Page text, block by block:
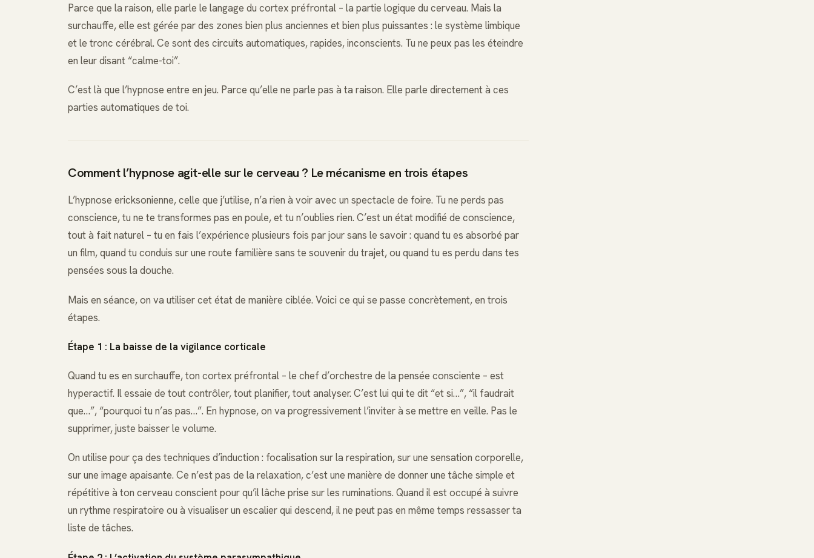
Parce que la raison, elle parle le langage du cortex préfrontal – la partie logique du cerveau. Mais la
surchauffe, elle est gérée par des zones bien plus anciennes et bien plus puissantes : le système limbique
et le tronc cérébral. Ce sont des circuits automatiques, rapides, inconscients. Tu ne peux pas les éteindre
en leur disant “calme-toi”.
C’est là que l’hypnose entre en jeu. Parce qu’elle ne parle pas à ta raison. Elle parle directement à ces
parties automatiques de toi.
Comment l’hypnose agit-elle sur le cerveau ? Le mécanisme en trois étapes
L’hypnose ericksonienne, celle que j’utilise, n’a rien à voir avec un spectacle de foire. Tu ne perds pas
conscience, tu ne te transformes pas en poule, et tu n’oublies rien. C’est un état modifié de conscience,
tout à fait naturel – tu en fais l’expérience plusieurs fois par jour sans le savoir : quand tu es absorbé par
un film, quand tu conduis sur une route familière sans te souvenir du trajet, ou quand tu es perdu dans tes
pensées sous la douche.
Mais en séance, on va utiliser cet état de manière ciblée. Voici ce qui se passe concrètement, en trois
étapes.
Étape 1 : La baisse de la vigilance corticale
Quand tu es en surchauffe, ton cortex préfrontal – le chef d’orchestre de la pensée consciente – est
hyperactif. Il essaie de tout contrôler, tout planifier, tout analyser. C’est lui qui te dit “et si…”, “il faudrait
que…”, “pourquoi tu n’as pas…”. En hypnose, on va progressivement l’inviter à se mettre en veille. Pas le
supprimer, juste baisser le volume.
On utilise pour ça des techniques d’induction : focalisation sur la respiration, sur une sensation corporelle,
sur une image apaisante. Ce n’est pas de la relaxation, c’est une manière de donner une tâche simple et
répétitive à ton cerveau conscient pour qu’il lâche prise sur les ruminations. Quand il est occupé à suivre
un rythme respiratoire ou à visualiser un escalier qui descend, il ne peut pas en même temps ressasser ta
liste de tâches.